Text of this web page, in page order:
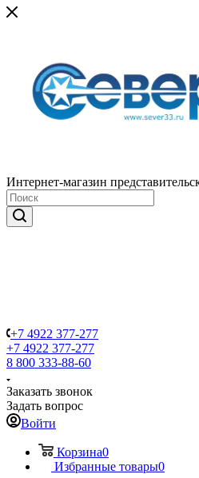
Интернет-магазин
+7 4922 377-277
+7 4922 377-277
8 800 333-88-60
Заказать звонок
Задать вопрос
Войти
Корзина0
Избранные товары0